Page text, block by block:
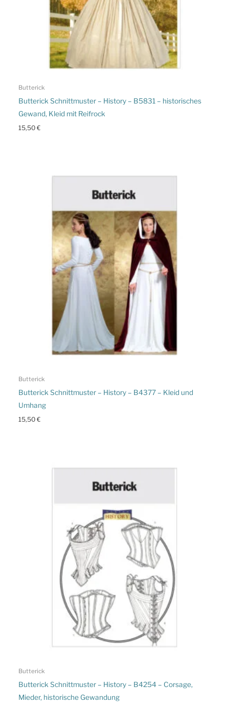
Butterick
Butterick Schnittmuster – History – B5831 – historisches
Gewand, Kleid mit Reifrock
15,50€
Butterick
Butterick Schnittmuster – History – B4377 – Kleid und
Umhang
15,50€
Butterick
Butterick Schnittmuster – History – B4254 – Corsage,
Mieder, historische Gewandung